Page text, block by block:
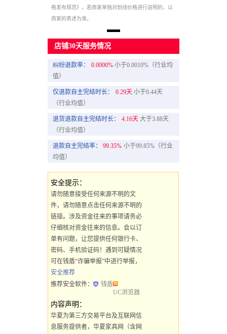
格发布规范》。若商家单独对划线价格进行说明的，以
商家的表述为准。
店铺30天服务情况
纠纷退款率： 0.0000% 小于0.0010%（行业均
值）
仅退款自主完结时长： 0.29天 小于0.44天
（行业均值）
退货退款自主完结时长： 4.16天 大于3.88天
（行业均值）
退款自主完结率： 99.35% 小于99.85%（行业
均值）
安全提示：
请勿随意接受任何来源不明的文
件，请勿随意点击任何来源不明的
链接。涉及资金往来的事项请务必
仔细核对资金往来的信息。会以订
单有问题，让您提供任何银行卡、
密码、手机验证码！遇到可疑情况
可在钱盾“诈骗举报”中进行举报，
安全推荐
推荐安全软件：
钱盾
UC浏览器
内容声明：
华夏为第三方交易平台及互联网信
息服务提供者，华夏家具网（含网